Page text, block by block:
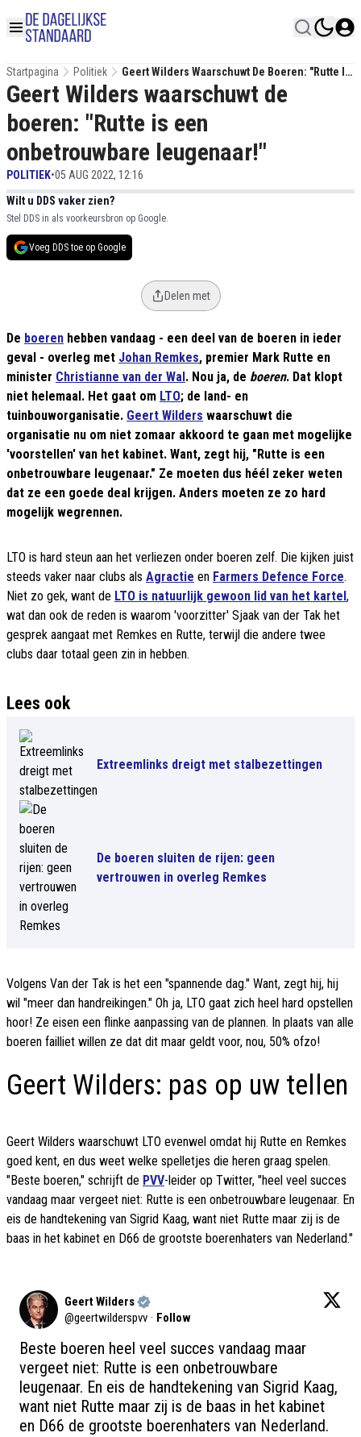
Startpagina Politiek
Geert Wilders Waarschuwt De Boeren: "Rutte Is
Een Onbetrouwbare Leugenaar!"
Geert Wilders waarschuwt de
boeren: "Rutte is een
onbetrouwbare leugenaar!"
POLITIEK•05 AUG 2022, 12:16
Wilt u DDS vaker zien?
Stel DDS in als voorkeursbron op Google.
Voeg DDS toe op Google
Delen met
De boeren hebben vandaag - een deel van de boeren in ieder
geval - overleg met Johan Remkes, premier Mark Rutte en
minister Christianne van der Wal . Nou ja, de boeren. Dat klopt
niet helemaal. Het gaat om LTO; de land- en
tuinbouworganisatie. Geert Wilders waarschuwt die
organisatie nu om niet zomaar akkoord te gaan met mogelijke
'voorstellen' van het kabinet. Want, zegt hij, "Rutte is een
onbetrouwbare leugenaar." Ze moeten dus héél zeker weten
dat ze een goede deal krijgen. Anders moeten ze zo hard
mogelijk wegrennen.
LTO is hard steun aan het verliezen onder boeren zelf. Die kijken juist
steeds vaker naar clubs als Agractie en Farmers Defence Force.
Niet zo gek, want de LTO is natuurlijk gewoon lid van het kartel ,
wat dan ook de reden is waarom 'voorzitter' Sjaak van der Tak het
gesprek aangaat met Remkes en Rutte, terwijl die andere twee
clubs daar totaal geen zin in hebben.
Lees ook
Extreemlinks dreigt met stalbezettingen
De boeren sluiten de rijen: geen
vertrouwen in overleg Remkes
Volgens Van der Tak is het een "spannende dag." Want, zegt hij, hij
wil "meer dan handreikingen." Oh ja, LTO gaat zich heel hard opstellen
hoor! Ze eisen een flinke aanpassing van de plannen. In plaats van alle
boeren failliet willen ze dat dit maar geldt voor, nou, 50% ofzo!
Geert Wilders: pas op uw tellen
Geert Wilders waarschuwt LTO evenwel omdat hij Rutte en Remkes
goed kent, en dus weet welke spelletjes die heren graag spelen.
"Beste boeren," schrijft de PVV-leider op Twitter, "heel veel succes
vandaag maar vergeet niet: Rutte is een onbetrouwbare leugenaar. En
eis de handtekening van Sigrid Kaag, want niet Rutte maar zij is de
baas in het kabinet en D66 de grootste boerenhaters van Nederland."
Geert Wilders
@geertwilderspvv · Follow
Beste boeren heel veel succes vandaag maar
vergeet niet: Rutte is een onbetrouwbare
leugenaar. En eis de handtekening van Sigrid Kaag,
want niet Rutte maar zij is de baas in het kabinet
en D66 de grootste boerenhaters van Nederland.